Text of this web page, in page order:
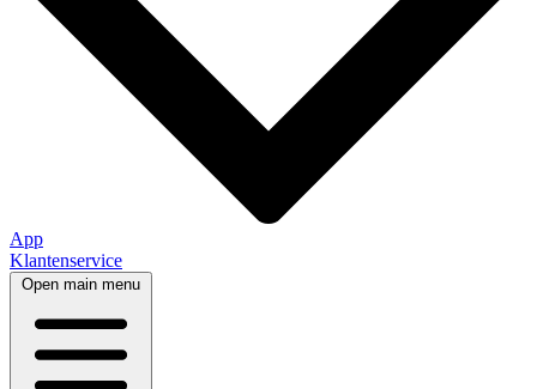
App
Klantenservice
Open main menu